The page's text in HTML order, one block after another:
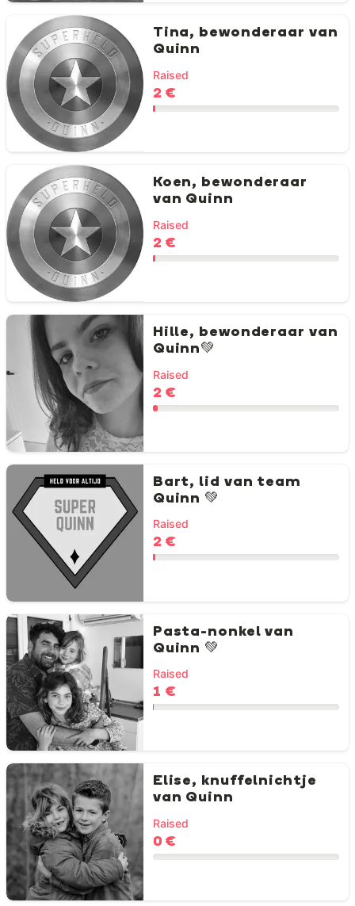
Tina, bewonderaar van
Quinn
Raised
2 €
Koen, bewonderaar
van Quinn
Raised
2 €
Hille, bewonderaar van
Quinn💚
Raised
2 €
Bart, lid van team
Quinn 💚
Raised
2 €
Pasta-nonkel van
Quinn 💚
Raised
1 €
Elise, knuffelnichtje
van Quinn
Raised
0 €